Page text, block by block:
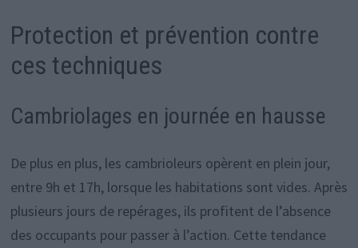
Protection et prévention contre
ces techniques
Cambriolages en journée en hausse
De plus en plus, les cambrioleurs opèrent en plein jour,
entre 9h et 17h, lorsque les habitations sont vides. Après
plusieurs jours de repérages, ils profitent de l’absence
des occupants pour passer à l’action. Cette tendance